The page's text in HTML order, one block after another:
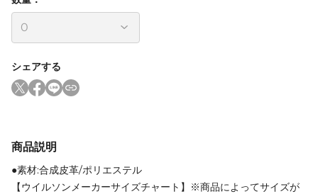
シェアする
商品説明
●素材:合成皮革/ポリエステル
【ウイルソンメーカーサイズチャート】※商品によってサイズが